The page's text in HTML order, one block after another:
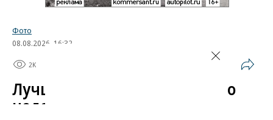
Фото
08.08.2026, 16:32
2K
Лучшие автомобильные фото
недели